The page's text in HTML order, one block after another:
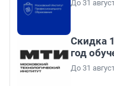
До 31
Скидка
год
До 31